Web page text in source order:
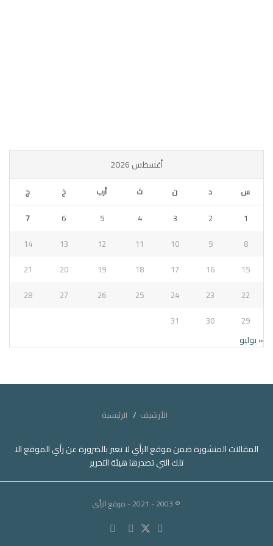
أغسطس 2026
س د ن ث أرب خ ج
1
2
3
4
5
6
7
8
9
10
11
12
13
14
15
16
17
18
19
20
21
22
23
24
25
26
27
28
29
30
31
« يوليو
الأرشيف الرئيسية
المقالات المنشورة ضمن موقع الرأي لا تعبر بالضرورة عن رأي الموقع الا
تلك التي تصدرها هيئة التحرير
© 2003 - 2021 - موقع الرأي